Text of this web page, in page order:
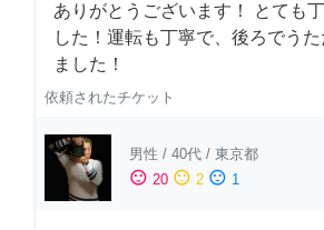
ありがとうございます！ とても
した！運転も丁寧で、後ろでう
ました！
依頼されたチケット
男性 / 40代 / 東京都
sentiment_satisfied 20 sentiment_neutral 2 sentiment_dissatisfied 1